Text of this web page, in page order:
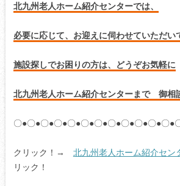
北九州老人ホーム紹介センターでは、
必要に応じて、お迎えに伺わせていただい
施設探しでお困りの方は、どうぞお気軽に
北九州老人ホーム紹介センターまで 御相
〇●〇●〇●〇●〇●〇●〇●〇●〇●〇●〇●〇●
クリック！→ 北九州老人ホーム紹介セン
リック！